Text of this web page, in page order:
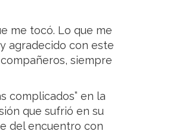
me tocó. Lo que me
agradecido con este
siempre
complicados” en la
que sufrió en su
del encuentro con